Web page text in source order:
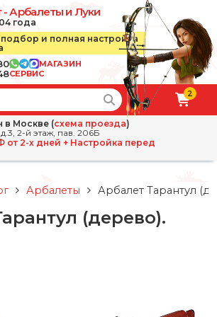
- Арбалеты и Луки
года
и полная настройка
МАГАЗИН
СЕРВИС
2
в Москве (схема проезда)
2-й этаж, пав. 206Б
от 2-х дней + Настройка перед
✕
отдыха
✕
✕
Арбалеты Арбалет Тарантул
(дерево).